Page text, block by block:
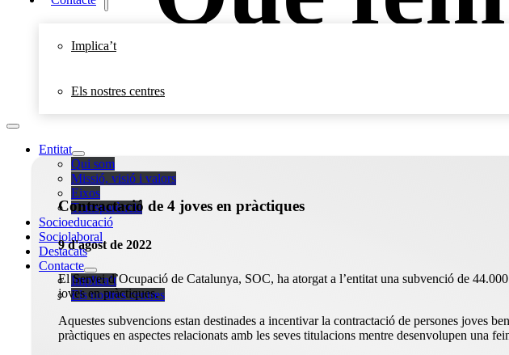
Implica’t
Els nostres centres
Entitat
Qui som
Missió, visió i valors
Eixos
Transparència
Socioeducació
Sociolaboral
Destacats
Contacte
Implica’t
Els nostres centres
Contractació de 4 joves en pràctiques
9 d'agost de 2022
El Servei d’Ocupació de Catalunya, SOC, ha atorgat a l’entitat una subvenció de
joves en pràctiques.
Aquestes subvencions estan destinades a incentivar la contractació de persones joves
pràctiques en aspectes relacionats amb les seves titulacions mentre desenvolupen una